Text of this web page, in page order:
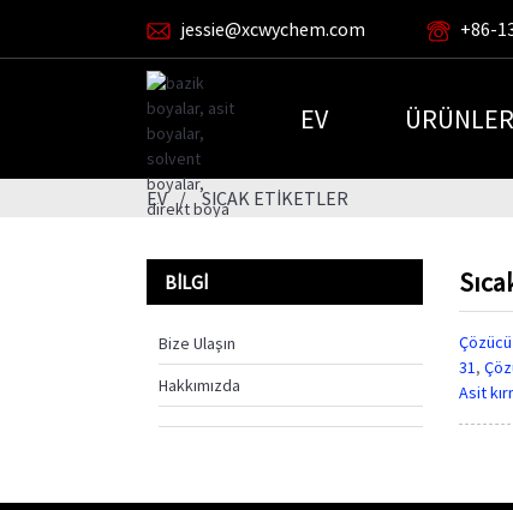
jessie@xcwychem.com +86-
EV ÜRÜNLER
EV SICAK ETIKETLER
BILGI
Bize Ulaşın
Hakkımızda
31,
Asit